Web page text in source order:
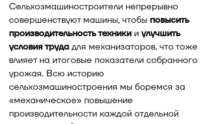
Сельхозмашиностроители непрерывно
совершенствуют машины, чтобы повысить
производительность техникии улучшить
условия труда для механизаторов, что тоже
влияет на итоговые показатели собранного
урожая. Всю историю
сельхозмашиностроения мы боремся за
«механическое» повышение
производительности каждой отдельной